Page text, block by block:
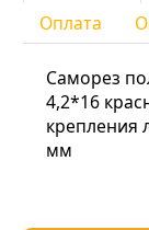
Оплата
Саморез
4,2*16
крепления
мм